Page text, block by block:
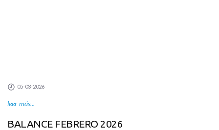
05-03-2026
leer más...
BALANCE FEBRERO 2026